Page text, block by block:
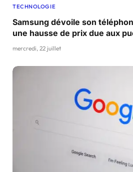
TECHNOLOGIE
Samsung dévoile son
une hausse de prix due aux
mercredi, 22 juillet